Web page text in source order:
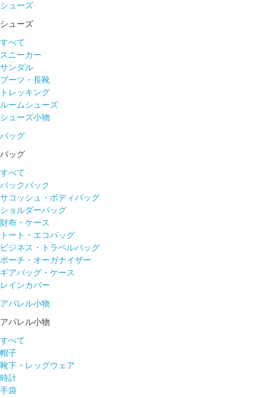
シューズ
シューズ
すべて
スニーカー
サンダル
ブーツ・長靴
トレッキング
ルームシューズ
シューズ小物
バッグ
バッグ
すべて
バックパック
サコッシュ・ボディバッグ
ショルダーバッグ
財布・ケース
トート・エコバッグ
ビジネス・トラベルバッグ
ポーチ・オーガナイザー
ギアバッグ・ケース
レインカバー
アパレル小物
アパレル小物
すべて
帽子
靴下・レッグウェア
時計
手袋